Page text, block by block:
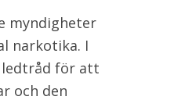
myndigheter
narkotika. I
ledtråd för att
och den